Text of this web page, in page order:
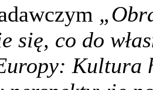
się, co do
Kultura